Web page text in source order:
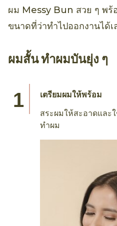
ผม Messy Bun สวย ๆ พร้
ขนาดที่ว่าทำไปออกงานได้เ
ผมสั้น ทําผมบันยุ่ง ๆ
เตรียมผมให้พร้อม
สระผมให้สะอาดและ
ทำผม